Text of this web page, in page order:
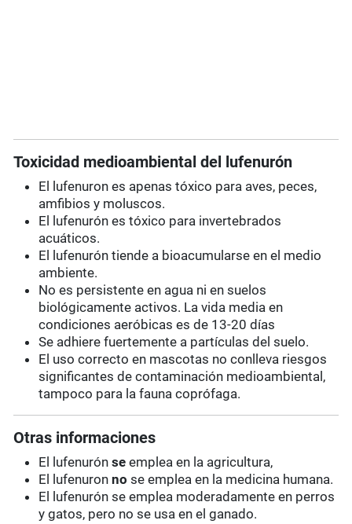
Toxicidad medioambiental del lufenurón
El lufenuron es apenas tóxico para aves, peces,
amfibios y moluscos.
El lufenurón es tóxico para invertebrados
acuáticos.
El lufenurón tiende a bioacumularse en el medio
ambiente.
No es persistente en agua ni en suelos
biológicamente activos. La vida media en
condiciones aeróbicas es de 13-20 días
Se adhiere fuertemente a partículas del suelo.
El uso correcto en mascotas no conlleva riesgos
significantes de contaminación medioambiental,
tampoco para la fauna coprófaga.
Otras informaciones
El lufenurónse emplea en la agricultura,
El lufenuronno se emplea en la medicina humana.
El lufenurón se emplea moderadamente en perros
y gatos, pero no se usa en el ganado.